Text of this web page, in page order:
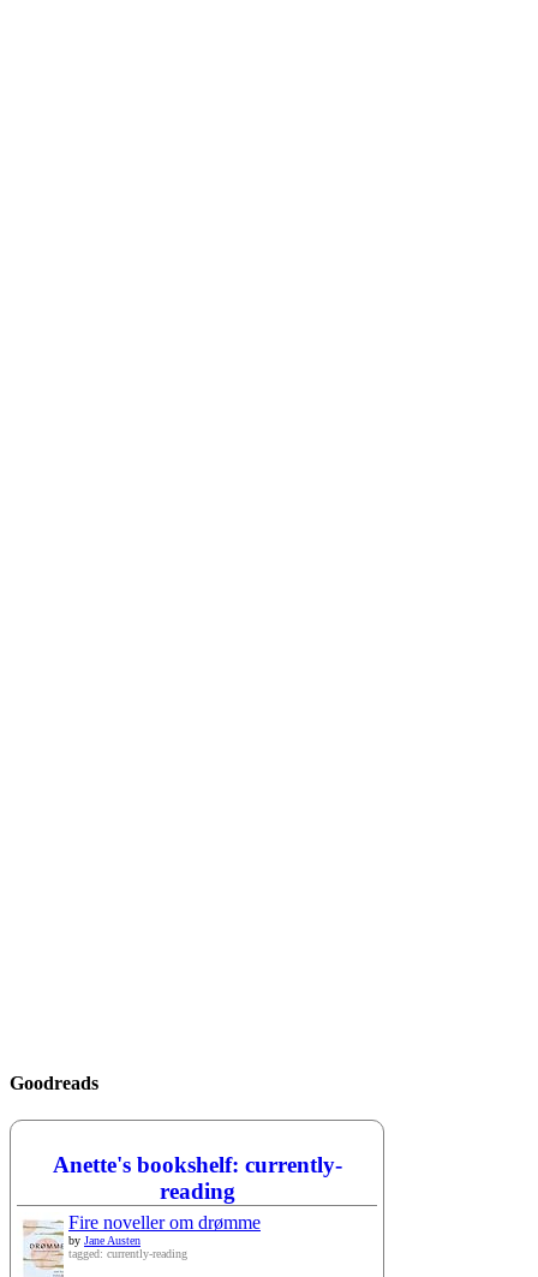
Goodreads
Anette's bookshelf: currently-
reading
Fire noveller om drømme
by Jane Austen
tagged: currently-reading